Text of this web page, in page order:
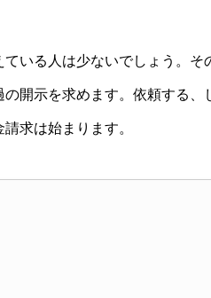
いる人は少ないでしょう。そ
開示を求めます。依頼する、
求は始まります。